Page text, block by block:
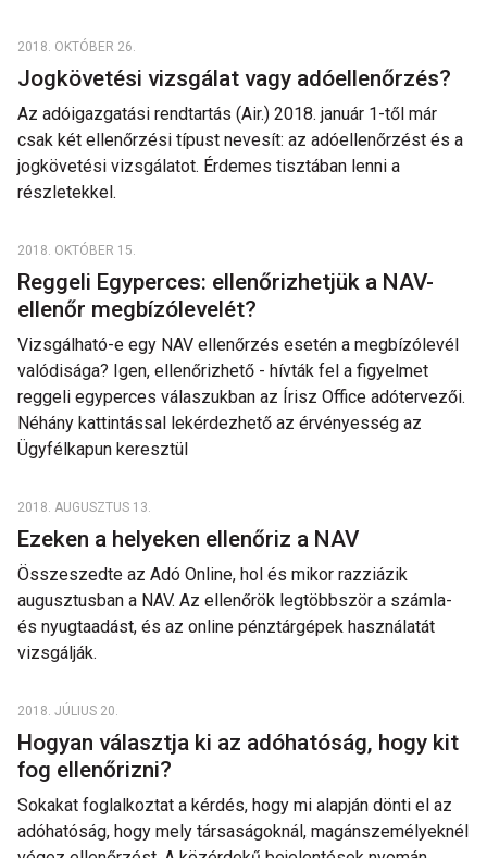
2018. OKTÓBER 26.
Jogkövetési vizsgálat vagy adóellenőrzés?
Az adóigazgatási rendtartás (Air.) 2018. január 1-től már
csak két ellenőrzési típust nevesít: az adóellenőrzést és a
jogkövetési vizsgálatot. Érdemes tisztában lenni a
részletekkel.
2018. OKTÓBER 15.
Reggeli Egyperces: ellenőrizhetjük a NAV-
ellenőr megbízólevelét?
Vizsgálható-e egy NAV ellenőrzés esetén a megbízólevél
valódisága? Igen, ellenőrizhető - hívták fel a figyelmet
reggeli egyperces válaszukban az Írisz Office adótervezői.
Néhány kattintással lekérdezhető az érvényesség az
Ügyfélkapun keresztül
2018. AUGUSZTUS 13.
Ezeken a helyeken ellenőriz a NAV
Összeszedte az Adó Online, hol és mikor razziázik
augusztusban a NAV. Az ellenőrök legtöbbször a számla-
és nyugtaadást, és az online pénztárgépek használatát
vizsgálják.
2018. JÚLIUS 20.
Hogyan választja ki az adóhatóság, hogy kit
fog ellenőrizni?
Sokakat foglalkoztat a kérdés, hogy mi alapján dönti el az
adóhatóság, hogy mely társaságoknál, magánszemélyeknél